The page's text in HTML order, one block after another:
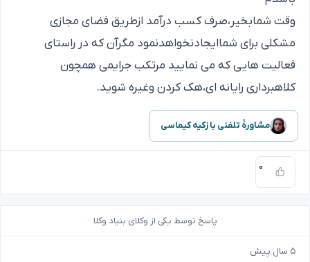
وقت شمابخیر،صرف کسب درآمد ازطریق فضای مجازی
مشکلی برای شماایجادنخواهدنمود مگرآن که در راستای
فعالیت هایی که می نمایید مرتکب جرایمی همچون
کلاهبرداری رایانه ای،هک کردن وغیره شوید.
مشاورهٔ تلفنی با زکیه کیماسی
۰
پاسخ توسط یکی از وکلای بنیاد وکلا
۵ سال پیش